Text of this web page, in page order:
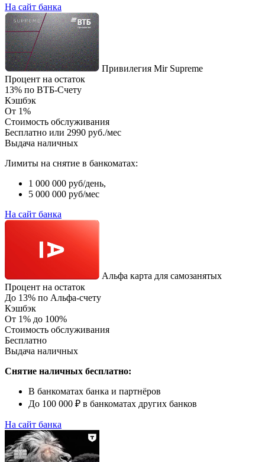
На сайт банка
Привилегия Mir Supreme
Процент на остаток
13% по ВТБ-Счету
Кэшбэк
От 1%
Стоимость обслуживания
Бесплатно или 2990 руб./мес
Выдача наличных
Лимиты на снятие в банкоматах:
1 000 000 руб/день,
5 000 000 руб/мес
На сайт банка
Альфа карта для самозанятых
Процент на остаток
До 13% по Альфа-счету
Кэшбэк
От 1% до 100%
Стоимость обслуживания
Бесплатно
Выдача наличных
Снятие наличных бесплатно:
В банкоматах банка и партнёров
До 100 000 ₽ в банкоматах других банков
На сайт банка